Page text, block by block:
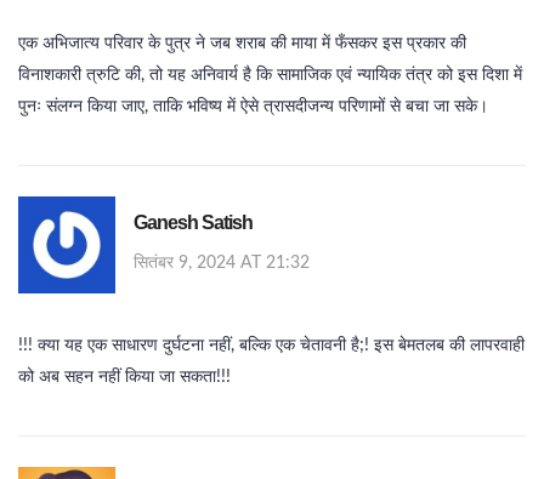
एक अभिजात्य परिवार के पुत्र ने जब शराब की माया में फँसकर इस प्रकार की
विनाशकारी त्रुटि की, तो यह अनिवार्य है कि सामाजिक एवं न्यायिक तंत्र को इस दिशा में
पुनः संलग्न किया जाए, ताकि भविष्य में ऐसे त्रासदीजन्य परिणामों से बचा जा सके।
Ganesh Satish
सितंबर 9, 2024 AT 21:32
!!! क्या यह एक साधारण दुर्घटना नहीं, बल्कि एक चेतावनी है;! इस बेमतलब की लापरवाही
को अब सहन नहीं किया जा सकता!!!